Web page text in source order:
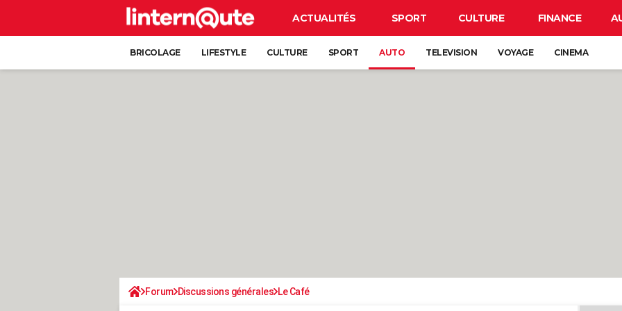
ACTUALITÉS SPORT CULTURE FINANCE
BRICOLAGE LIFESTYLE CULTURE SPORT AUTO TELEVISION VOYAGE CINEMA
Forum Discussions générales Le Café